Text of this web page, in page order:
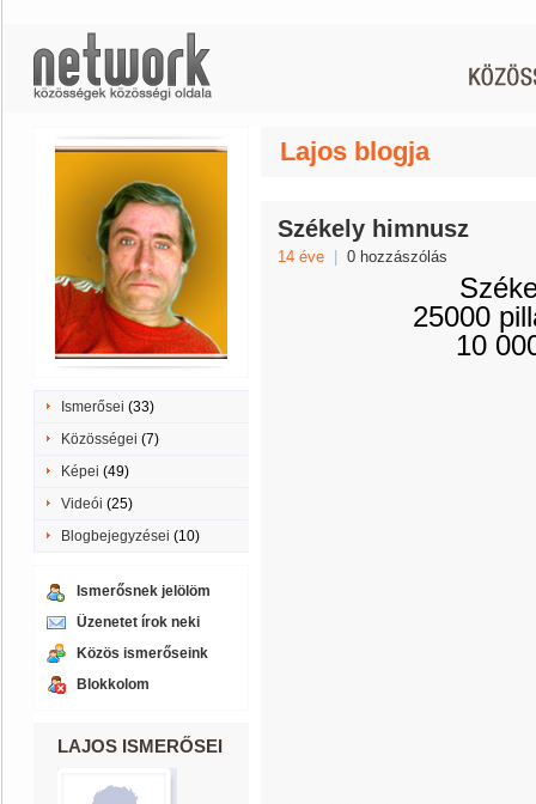
Ismerősei (33)
Közösségei (7)
Képei (49)
Videói (25)
Blogbejegyzései (10)
Ismerősnek jelölöm
Üzenetet írok neki
Közös ismerőseink
Blokkolom
LAJOS ISMERŐSEI
Lajos blogja
Székely himnusz
14 éve 0 hozzászólás
25000
10